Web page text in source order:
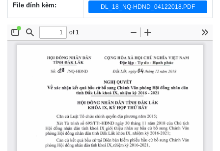
File đính kèm: DL_18_NQ-HDND_04122018.PDF